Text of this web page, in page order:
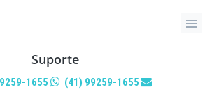
Suporte
1655
(41) 99259-1655